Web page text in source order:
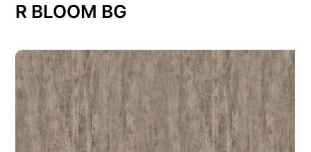
R BLOOM BG